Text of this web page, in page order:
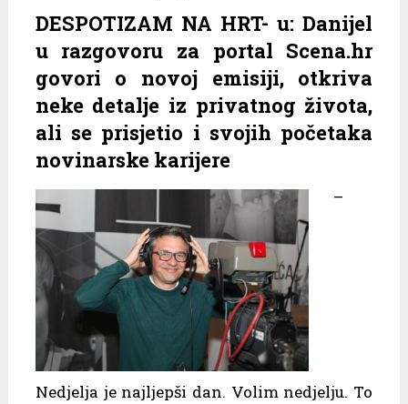
DESPOTIZAM NA HRT- u: Danijel
u razgovoru za portal Scena.hr
govori o novoj emisiji, otkriva
neke detalje iz privatnog života,
ali se prisjetio i svojih početaka
novinarske karijere
–
Nedjelja je najljepši dan. Volim nedjelju. To